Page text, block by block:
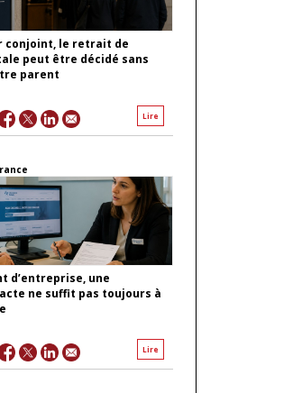
conjoint, le retrait de
peut être décidé sans
parent
Lire
d’entreprise, une
ne suffit pas toujours à
Lire